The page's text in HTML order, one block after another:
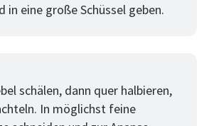
in eine große Schüssel geben.
schälen, dann quer halbieren,
In möglichst feine